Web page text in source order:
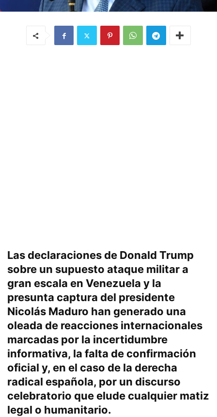
Las declaraciones de Donald Trump
sobre un supuesto ataque militar a
gran escala en Venezuela y la
presunta captura del presidente
Nicolás Maduro han generado una
oleada de reacciones internacionales
marcadas por la incertidumbre
informativa, la falta de confirmación
oficial y, en el caso de la derecha
radical española, por un discurso
celebratorio que elude cualquier matiz
legal o humanitario.